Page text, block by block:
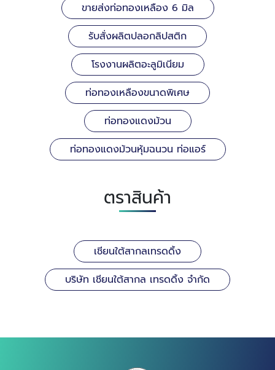
ขายส่งท่อทองเหลือง 6 มิล
รับสั่งผลิตปลอกลิปสติก
โรงงานผลิตอะลูมิเนียม
ท่อทองเหลืองขนาดพิเศษ
ท่อทองแดงม้วน
ท่อทองแดงม้วนหุ้มฉนวน ท่อแอร์
ตราสินค้า
เชียนใต้สากลเทรดดิ้ง
บริษัท เชียนใต้สากล เทรดดิ้ง จำกัด